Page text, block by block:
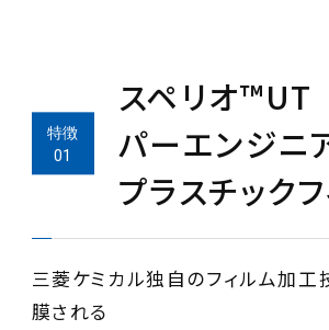
スペリオ
パーエンジニ
プラスチック
三菱ケミカル独自のフィルム加工
膜される